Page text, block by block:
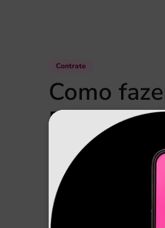
Contrate
Como
Acesse o aplicativo da
contratar seu Empréstimo
Não tem o App? Baixe-o